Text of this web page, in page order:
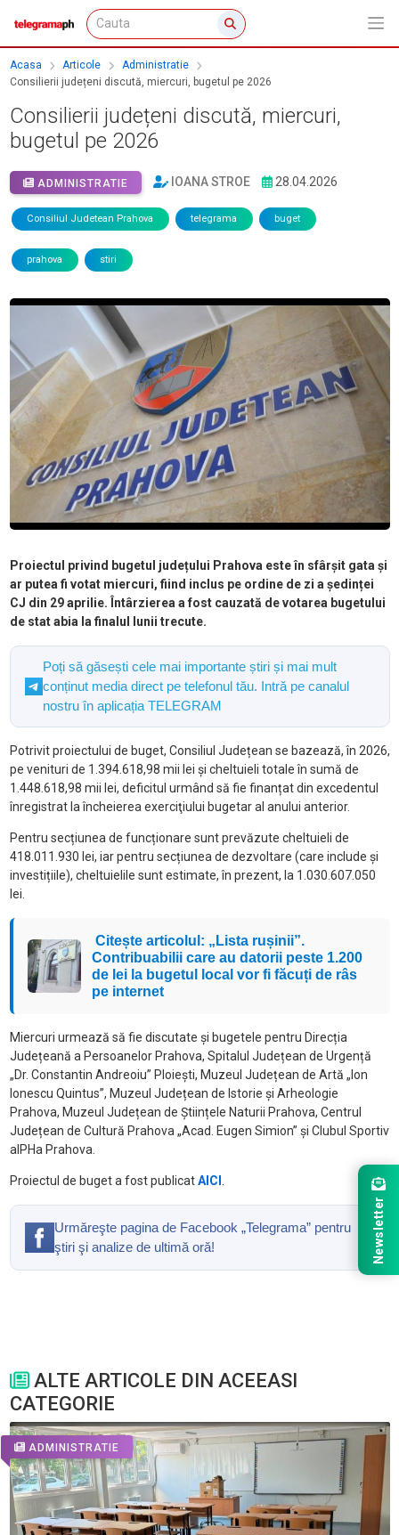
Acasa Articole
Administratie
Consilierii județeni discută, miercuri, bugetul pe 2026
Consilierii județeni discută, miercuri,
bugetul pe 2026
ADMINISTRATIE IOANA STROE 28.04.2026
Consiliul Judetean Prahova telegrama buget
prahova stiri
Proiectul privind bugetul județului Prahova este în sfârșit gata și
ar putea fi votat miercuri, fiind inclus pe ordine de zi a ședinței
CJ din 29 aprilie. Întârzierea a fost cauzată de votarea bugetului
de stat abia la finalul lunii trecute.
Poți să găsești cele mai importante știri și mai mult
conținut media direct pe telefonul tău. Intră pe canalul
nostru în aplicația TELEGRAM
Potrivit proiectului de buget, Consiliul Județean se bazează, în 2026,
pe venituri de 1.394.618,98 mii lei şi cheltuieli totale în sumă de
1.448.618,98 mii lei, deficitul urmând să fie finanțat din excedentul
înregistrat la încheierea exerciţiului bugetar al anului anterior.
Pentru secțiunea de funcționare sunt prevăzute cheltuieli de
418.011.930 lei, iar pentru secțiunea de dezvoltare (care include și
investițiile), cheltuielile sunt estimate, în prezent, la 1.030.607.050
lei.
Citește articolul: „Lista rușinii”.
Contribuabilii care au datorii peste 1.200
de lei la bugetul local vor fi făcuți de râs
pe internet
Miercuri urmează să fie discutate și bugetele pentru Direcția
Județeană a Persoanelor Prahova, Spitalul Județean de Urgență
„Dr. Constantin Andreoiu” Ploiești, Muzeul Județean de Artă „Ion
Ionescu Quintus”, Muzeul Județean de Istorie și Arheologie
Prahova, Muzeul Județean de Științele Naturii Prahova, Centrul
Județean de Cultură Prahova „Acad. Eugen Simion” și Clubul Sportiv
alPHa Prahova.
Proiectul de buget a fost publicatAICI
Urmăreşte pagina de Facebook „Telegrama” pentru
ştiri şi analize de ultimă oră!
ALTE ARTICOLE DIN ACEEASI
CATEGORIE
ADMINISTRATIE
Newsletter